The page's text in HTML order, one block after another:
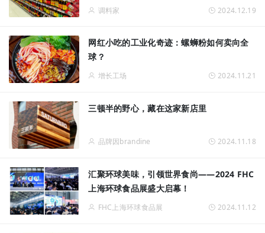
调料家 2024.12.19
网红小吃的工业化奇迹：螺蛳粉如何卖向全
球？
增长工场 2024.11.21
三顿半的野心，藏在这家新店里
品牌因brandine 2024.11.18
汇聚环球美味，引领世界食尚——2024 FHC
上海环球食品展盛大启幕！
FHC上海环球食品展 2024.11.12